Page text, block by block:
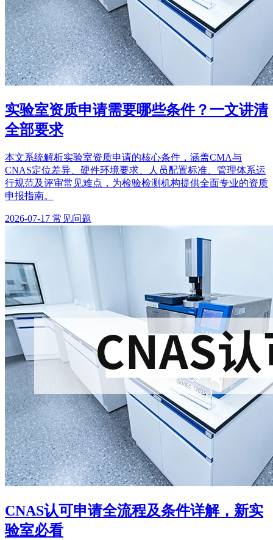
实验室资质申请需要哪些条件？一文讲清
全部要求
本文系统解析实验室资质申请的核心条件，涵盖CMA与
CNAS定位差异、硬件环境要求、人员配置标准、管理体系运
行规范及评审常见难点，为检验检测机构提供全面专业的资质
申报指南。
2026-07-17 常见问题
CNAS认可申请全流程及条件详解，新实
验室必看